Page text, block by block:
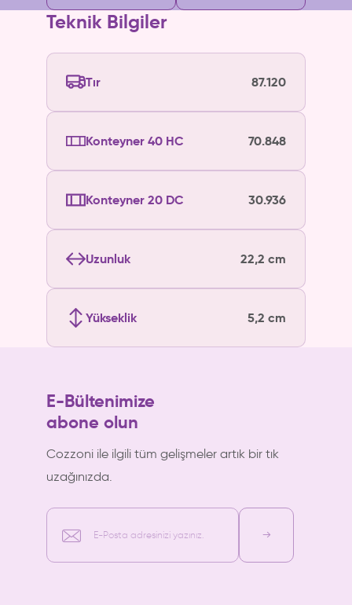
Teknik Bilgiler
Tır 87.120
Konteyner 40 HC 70.848
Konteyner 20 DC 30.936
Uzunluk 22,2 cm
Yükseklik 5,2 cm
E-Bültenimize
abone olun
Cozzoni ile ilgili tüm gelişmeler artık bir tık
uzağınızda.
E-Posta adresinizi yazınız.